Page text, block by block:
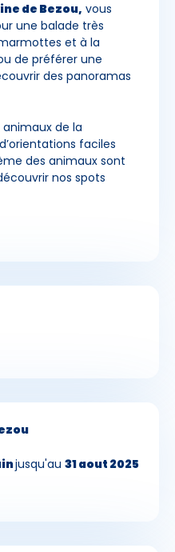
de Bezou, vous
une balade très
et à la
de préférer une
des panoramas
de la
faciles
des animaux sont
nos spots
jusqu'au 31 aout 2025